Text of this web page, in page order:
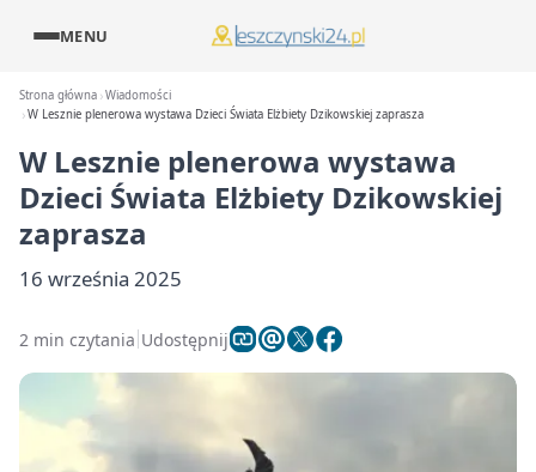
MENU
Strona główna Wiadomości
W Lesznie plenerowa wystawa Dzieci Świata Elżbiety Dzikowskiej zaprasza
W Lesznie plenerowa wystawa
Dzieci Świata Elżbiety Dzikowskiej
zaprasza
16 września 2025
2 min czytania Udostępnij